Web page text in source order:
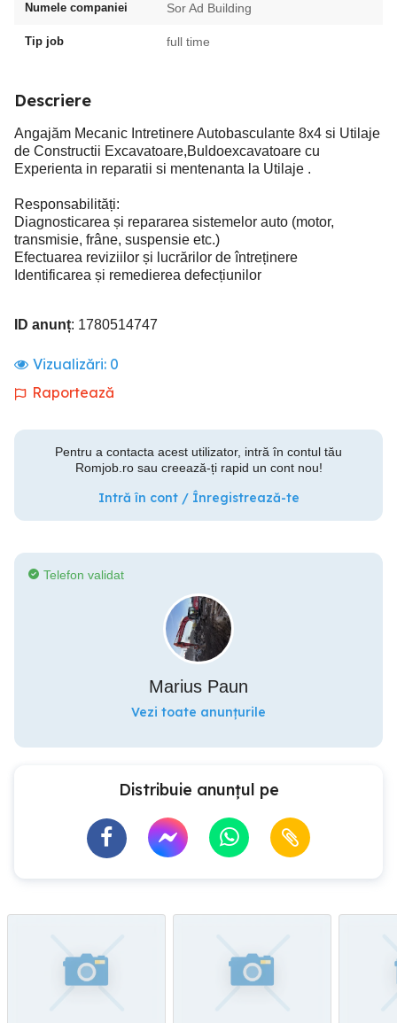
Numele companiei Sor Ad Building
Tip job full time
Descriere
Angajăm Mecanic Intretinere Autobasculante 8x4 si Utilaje
de Constructii Excavatoare,Buldoexcavatoare cu
Experienta in reparatii si mentenanta la Utilaje .
Responsabilități:
Diagnosticarea și repararea sistemelor auto (motor,
transmisie, frâne, suspensie etc.)
Efectuarea reviziilor și lucrărilor de întreținere
Identificarea și remedierea defecțiunilor
ID anunț: 1780514747
Vizualizări: 0
Raportează
Pentru a contacta acest utilizator, intră în contul tău
Romjob.ro sau creează-ți rapid un cont nou!
Intră în cont / Înregistrează-te
Telefon validat
Marius Paun
Vezi toate anunțurile
Distribuie anunțul pe